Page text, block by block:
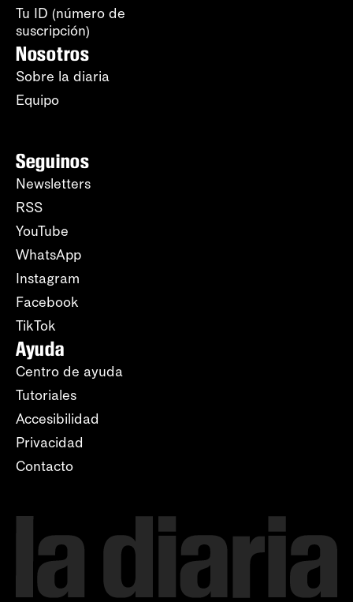
Tu ID (número de
suscripción)
Nosotros
Sobre la diaria
Equipo
Seguinos
Newsletters
RSS
YouTube
WhatsApp
Instagram
Facebook
TikTok
Ayuda
Centro de ayuda
Tutoriales
Accesibilidad
Privacidad
Contacto